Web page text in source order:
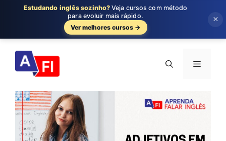
para
conteúdo
Menu
Estudando inglês sozinho? Veja cursos com método
para evoluir mais rápido.
Ver melhores cursos →
×